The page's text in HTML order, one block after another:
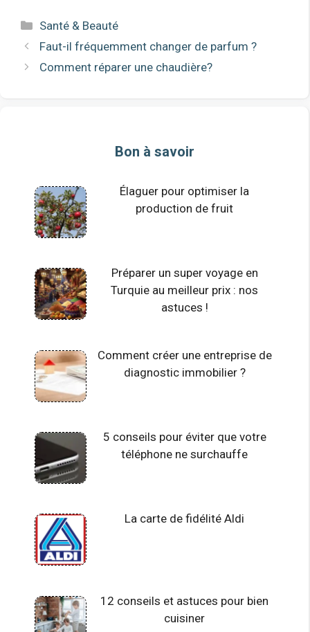
Catégories
Santé & Beauté
Faut-il fréquemment changer de parfum ?
Comment réparer une chaudière?
Bon à savoir
Élaguer pour optimiser la
production de fruit
Préparer un super voyage en
Turquie au meilleur prix : nos
astuces !
Comment créer une entreprise de
diagnostic immobilier ?
5 conseils pour éviter que votre
téléphone ne surchauffe
La carte de fidélité Aldi
12 conseils et astuces pour bien
cuisiner